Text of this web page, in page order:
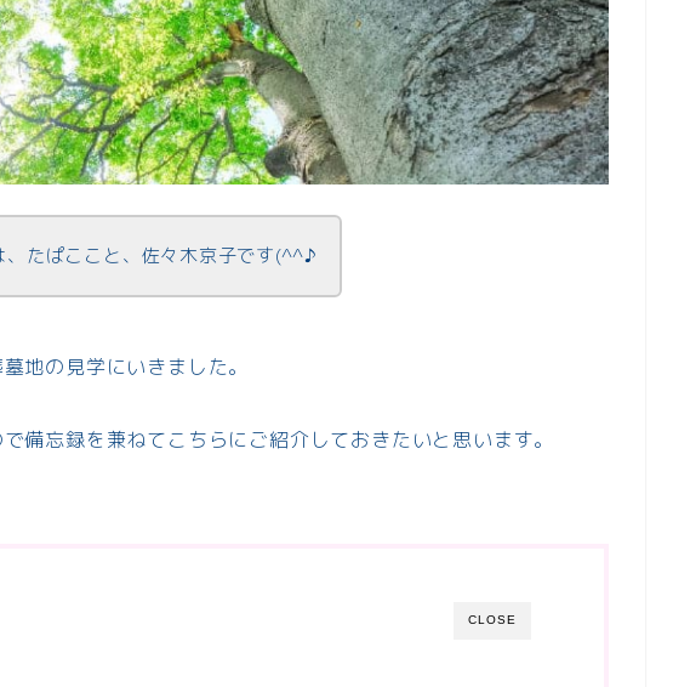
、たぱここと、佐々木京子です(^^♪
地の見学にいきました。
備忘録を兼ねてこちらにご紹介しておきたいと思います。
CLOSE